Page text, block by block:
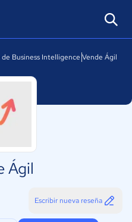
Business Intelligence Vende Ágil
Ágil
Escribir nueva reseña